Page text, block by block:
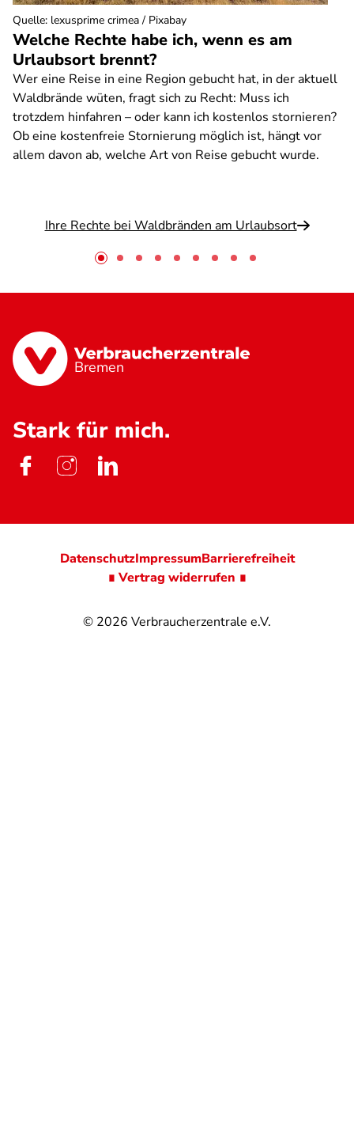
Welche Rechte habe ich, wenn es am
Urlaubsort brennt?
Wer eine Reise in eine Region gebucht hat, in der aktuell
Waldbrände wüten, fragt sich zu Recht: Muss ich
trotzdem hinfahren – oder kann ich kostenlos stornieren?
Ob eine kostenfreie Stornierung möglich ist, hängt vor
allem davon ab, welche Art von Reise gebucht wurde.
Ihre Rechte bei Waldbränden am Urlaubsort
Quelle: lexusprime crimea / Pixabay
Bremen
Stark für mich.
© 2026 Verbraucherzentrale e.V.
DatenschutzImpressumBarrierefreiheit
∎ Vertrag widerrufen ∎